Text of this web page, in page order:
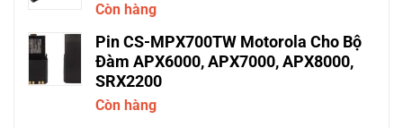
Còn hàng
Pin CS-MPX700TW Motorola Cho Bộ
Đàm APX6000, APX7000, APX8000,
SRX2200
Còn hàng